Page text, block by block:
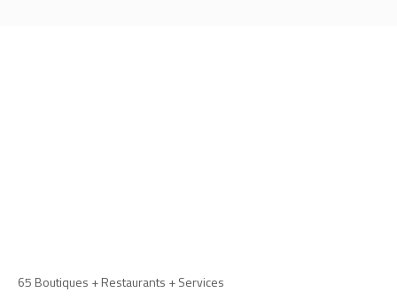
65 Boutiques + Restaurants + Services